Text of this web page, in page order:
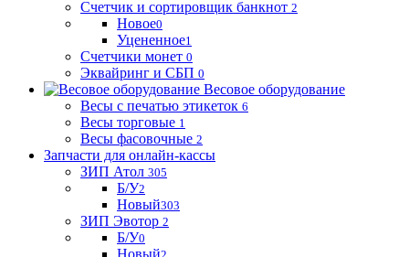
Счетчик и сортировщик банкнот 2
Новое0
Уцененное1
Счетчики монет 0
Эквайринг и СБП 0
Весовое оборудование
Весы с печатью этикеток 6
Весы торговые 1
Весы фасовочные 2
Запчасти для онлайн-кассы
ЗИП Атол 305
Б/У2
Новый303
ЗИП Эвотор 2
Б/У0
Новый